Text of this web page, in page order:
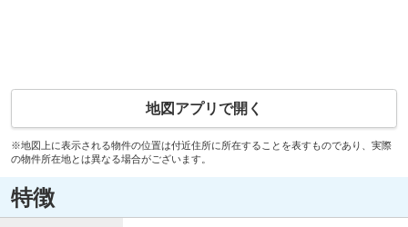
地図アプリで開く
※地図上に表示される物件の位置は付近住所に所在することを表すものであり、実際
の物件所在地とは異なる場合がございます。
特徴